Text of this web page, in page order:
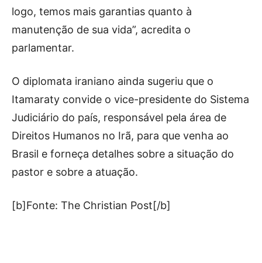
logo, temos mais garantias quanto à
manutenção de sua vida”, acredita o
parlamentar.
O diplomata iraniano ainda sugeriu que o
Itamaraty convide o vice-presidente do Sistema
Judiciário do país, responsável pela área de
Direitos Humanos no Irã, para que venha ao
Brasil e forneça detalhes sobre a situação do
pastor e sobre a atuação.
[b]Fonte: The Christian Post[/b]